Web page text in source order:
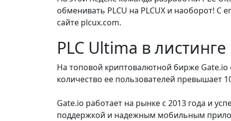
обменивать PLCU на PLCUX и наоборот!
сайте plcux.com.
PLC Ultima в
На топовой криптовалютной бирже Gate.io
количество ее пользователей превышает
Gate.io работает на рынке с 2013 года и
поддержкой и надежным мобильным